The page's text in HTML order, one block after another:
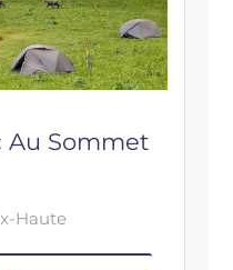
Au Sommet
Haute